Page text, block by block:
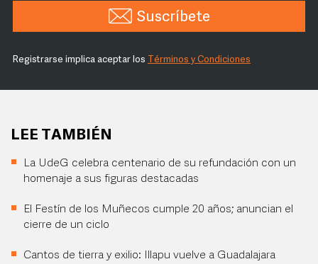
Suscríbete
Registrarse implica aceptar los Términos y Condiciones
LEE TAMBIÉN
La UdeG celebra centenario de su refundación con un
homenaje a sus figuras destacadas
El Festín de los Muñecos cumple 20 años; anuncian el
cierre de un ciclo
Cantos de tierra y exilio: Illapu vuelve a Guadalajara